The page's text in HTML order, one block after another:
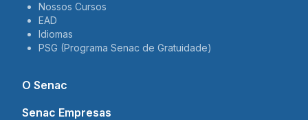
Nossos Cursos
EAD
Idiomas
PSG (Programa Senac de Gratuidade)
O Senac
Senac Empresas